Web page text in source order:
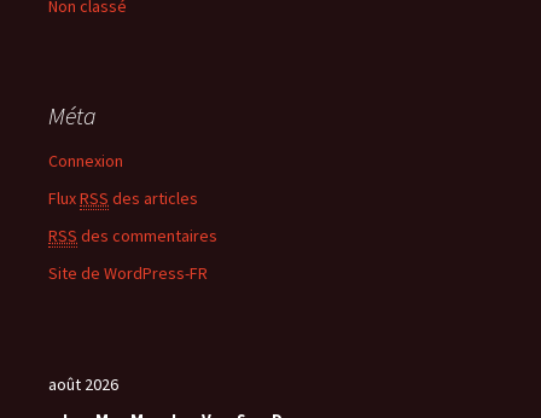
Non classé
Méta
Connexion
FluxRSS des articles
RSS des commentaires
Site de WordPress-FR
août 2026